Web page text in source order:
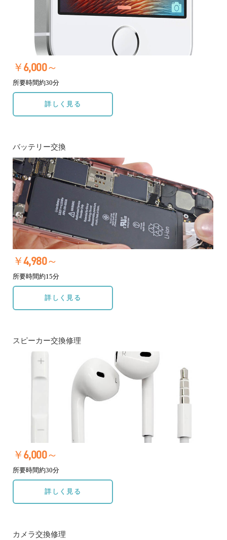
￥6,000～
所要時間約30分
詳しく見る
バッテリー交換
￥4,980～
所要時間約15分
詳しく見る
スピーカー交換修理
￥6,000～
所要時間約30分
詳しく見る
カメラ交換修理